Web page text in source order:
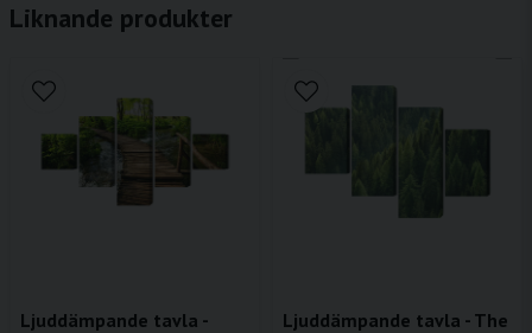
Liknande produkter
Ljuddämpande tavla -
Ljuddämpande tavla - The